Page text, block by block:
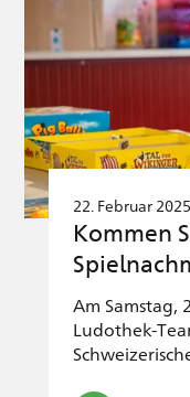
22. Februar
Kommen
Am Samstag,
Ludothek-